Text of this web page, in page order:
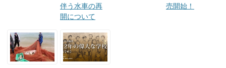
伴う水車の再
開について
売開始！